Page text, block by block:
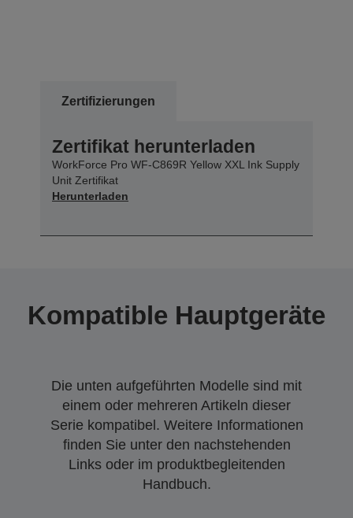
Zertifizierungen
Zertifikat herunterladen
WorkForce Pro WF-C869R Yellow XXL Ink Supply
Unit Zertifikat
Herunterladen
Kompatible Hauptgeräte
Die unten aufgeführten Modelle sind mit
einem oder mehreren Artikeln dieser
Serie kompatibel. Weitere Informationen
finden Sie unter den nachstehenden
Links oder im produktbegleitenden
Handbuch.